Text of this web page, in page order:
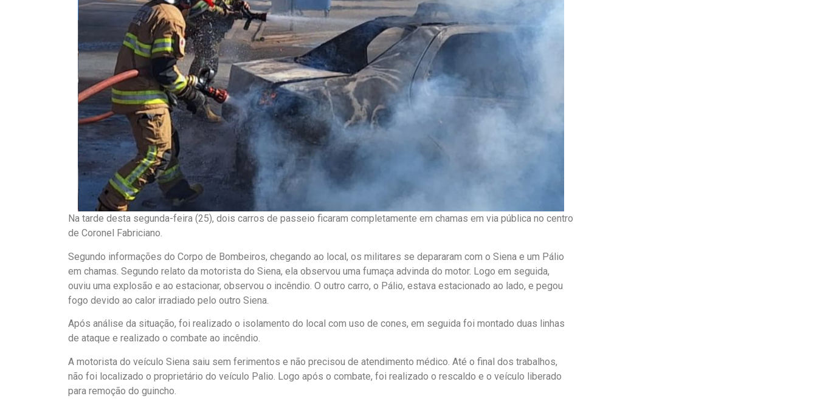
Na tarde desta segunda-feira (25), dois carros de passeio ficaram completamente em chamas em via pública no centro
de Coronel Fabriciano.
Segundo informações do Corpo de Bombeiros, chegando ao local, os militares se depararam com o Siena e um Pálio
em chamas. Segundo relato da motorista do Siena, ela observou uma fumaça advinda do motor. Logo em seguida,
ouviu uma explosão e ao estacionar, observou o incêndio. O outro carro, o Pálio, estava estacionado ao lado, e pegou
fogo devido ao calor irradiado pelo outro Siena.
Após análise da situação, foi realizado o isolamento do local com uso de cones, em seguida foi montado duas linhas
de ataque e realizado o combate ao incêndio.
A motorista do veículo Siena saiu sem ferimentos e não precisou de atendimento médico. Até o final dos trabalhos,
não foi localizado o proprietário do veículo Palio. Logo após o combate, foi realizado o rescaldo e o veículo liberado
para remoção do guincho.